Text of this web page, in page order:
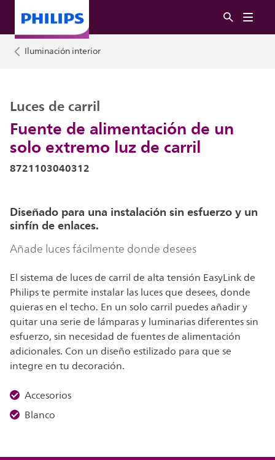
Iluminación interior
Fuente de alimentación de un
solo extremo luz de carril
Luces de carril
8721103040312
Diseñado para una instalación sin esfuerzo y un
sinfín de enlaces.
Añade luces fácilmente donde desees
El sistema de luces de carril de alta tensión EasyLink de
Philips te permite instalar las luces que desees, donde
quieras en el techo. En un solo carril puedes añadir y
quitar una serie de lámparas y luminarias diferentes sin
esfuerzo, sin necesidad de fuentes de alimentación
adicionales. Con un diseño estilizado para que se
integre en tu decoración.
Accesorios
Blanco